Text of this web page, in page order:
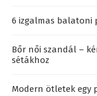
6 izgalmas balatoni
Bőr női szandál –
sétákhoz
Modern ötletek egy